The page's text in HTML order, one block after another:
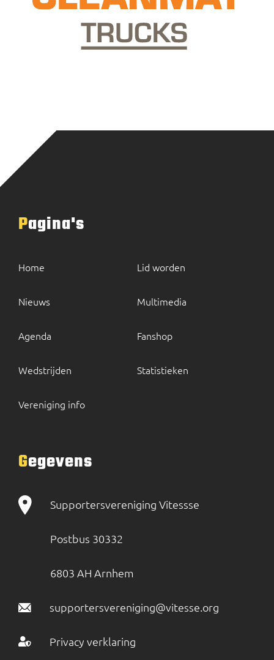
Pagina's
Home
Nieuws
Agenda
Wedstrijden
Vereniging info
Lid worden
Multimedia
Fanshop
Statistieken
Gegevens
Supportersvereniging Vitessse
Postbus 30332
6803 AH Arnhem
supportersvereniging@vitesse.org
Privacy verklaring